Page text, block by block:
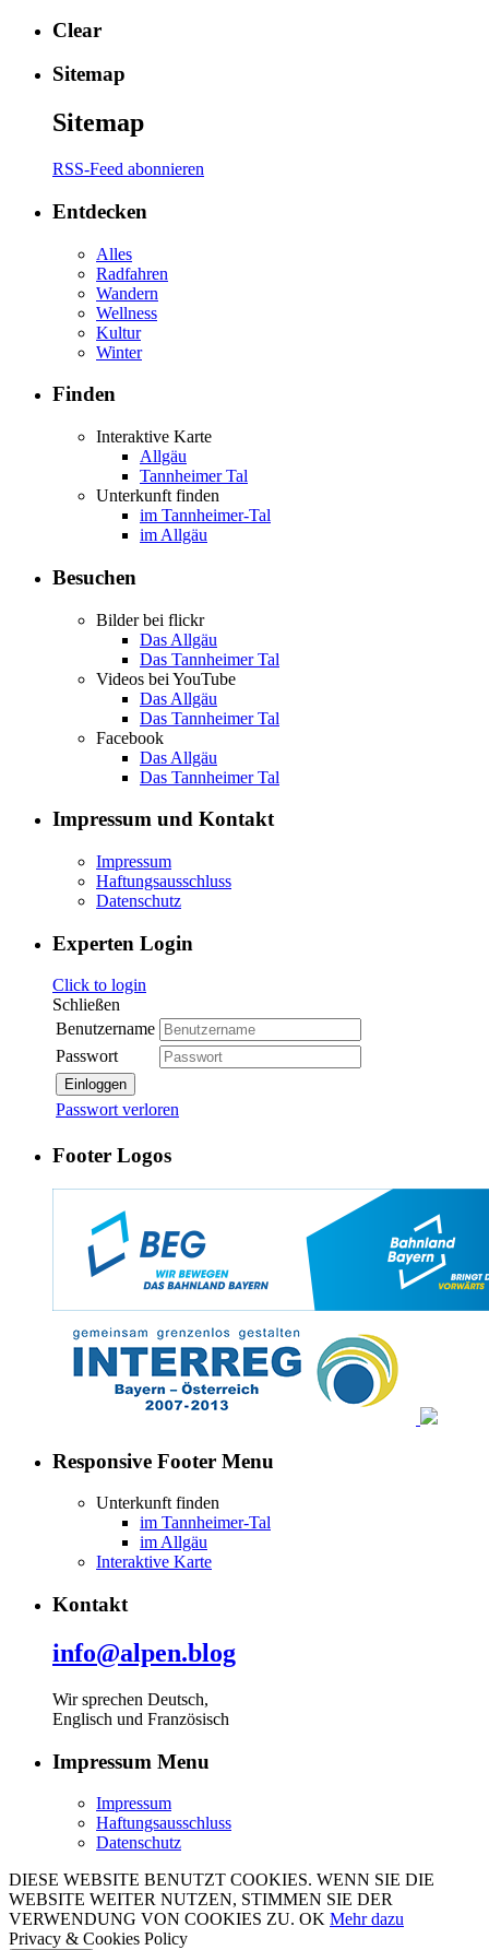
Clear
Sitemap
Sitemap
RSS-Feed abonnieren
Entdecken
Alles
Radfahren
Wandern
Wellness
Kultur
Winter
Finden
Interaktive Karte
Allgäu
Tannheimer Tal
Unterkunft finden
im Tannheimer-Tal
im Allgäu
Besuchen
Bilder bei flickr
Das Allgäu
Das Tannheimer Tal
Videos bei YouTube
Das Allgäu
Das Tannheimer Tal
Facebook
Das Allgäu
Das Tannheimer Tal
Impressum und Kontakt
Impressum
Haftungsausschluss
Datenschutz
Experten Login
Click to login
Schließen
Benutzername
Passwort
Einloggen
Passwort verloren
Footer Logos
Responsive Footer Menu
Unterkunft finden
im Tannheimer-Tal
im Allgäu
Interaktive Karte
Kontakt
info@alpen.blog
Wir sprechen Deutsch,
Englisch und Französisch
Impressum Menu
Impressum
Haftungsausschluss
Datenschutz
DIESE WEBSITE BENUTZT COOKIES. WENN SIE DIE
WEBSITE WEITER NUTZEN, STIMMEN SIE DER
VERWENDUNG VON COOKIES ZU. OK Mehr dazu
Privacy & Cookies Policy